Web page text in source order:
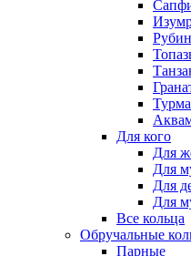
Для кого
Для
Для
Для
Для
Все кольца
Обручальные
Парные